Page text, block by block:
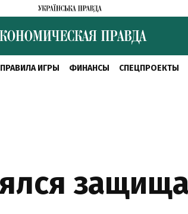
ПРАВИЛА ИГРЫ ФИНАНСЫ СПЕЦПРОЕКТЫ